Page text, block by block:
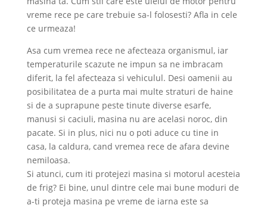
vreme rece pe care trebuie sa-l folosesti? Afla in cele
ce urmeaza!
Asa cum vremea rece ne afecteaza organismul, iar
temperaturile scazute ne impun sa ne imbracam
diferit, la fel afecteaza si vehiculul. Desi oamenii au
posibilitatea de a purta mai multe straturi de haine
si de a suprapune peste tinute diverse esarfe,
manusi si caciuli, masina nu are acelasi noroc, din
pacate. Si in plus, nici nu o poti aduce cu tine in
casa, la caldura, cand vremea rece de afara devine
nemiloasa.
Si atunci, cum iti protejezi masina si motorul acesteia
de frig? Ei bine, unul dintre cele mai bune moduri de
a-ti proteja masina pe vreme de iarna este sa